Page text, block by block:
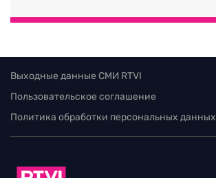
Выходные данные СМИ RTVI
Пользовательское соглашение
Политика обработки персональных данных